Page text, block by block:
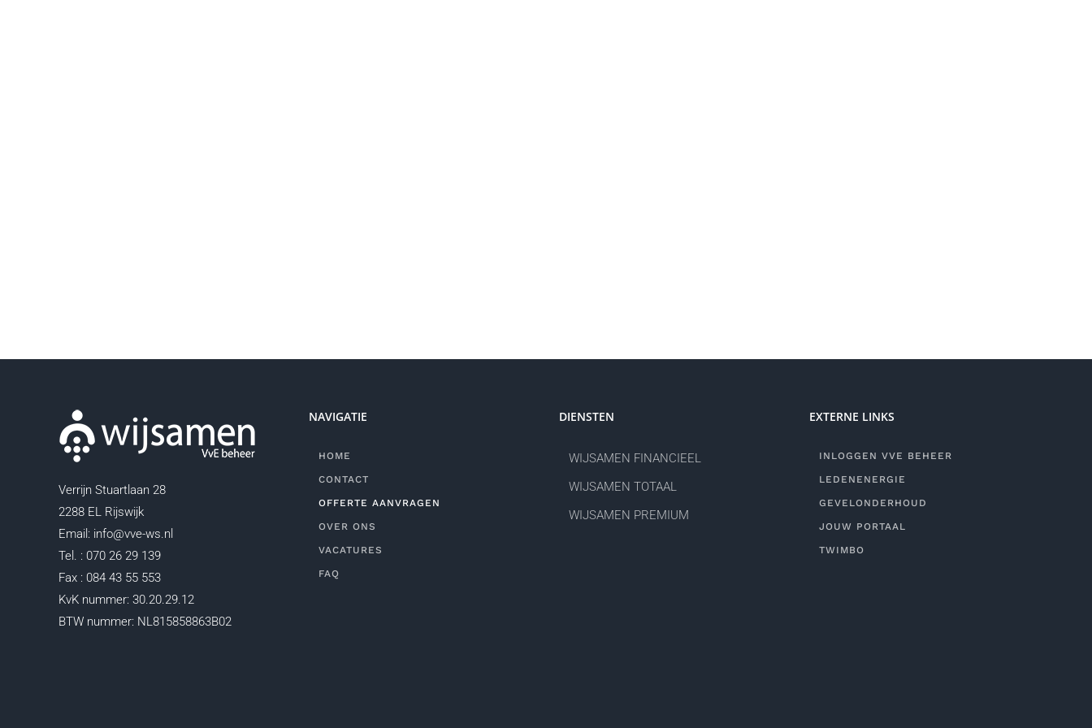
Verrijn Stuartlaan 28
2288 EL Rijswijk
Email: info@vve-ws.nl
Tel. : 070 26 29 139
Fax : 084 43 55 553
KvK nummer: 30.20.29.12
BTW nummer: NL815858863B02
NAVIGATIE
HOME
CONTACT
OFFERTE AANVRAGEN
OVER ONS
VACATURES
FAQ
DIENSTEN
WIJSAMEN FINANCIEEL
WIJSAMEN TOTAAL
WIJSAMEN PREMIUM
EXTERNE LINKS
INLOGGEN VVE BEHEER
LEDENENERGIE
GEVELONDERHOUD
JOUW PORTAAL
TWIMBO